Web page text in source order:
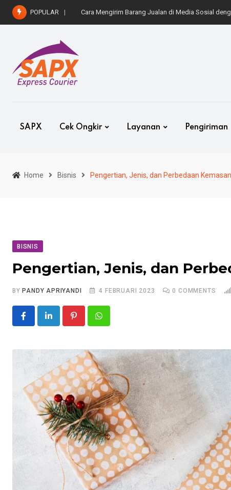
Skip
POPULAR Cara Kirim Mobil ke Luar Kota dengan Aman dan
SAPX Cek Ongkir Layanan Pengiriman
Home Bisnis Pengertian, Jenis, dan Perbedaan
BISNIS
Pengertian, Jenis, dan
BY PANDY APRIYANDI 4 FEBRUARI 2023 0 COMMENTS
PinterestWhatsapp